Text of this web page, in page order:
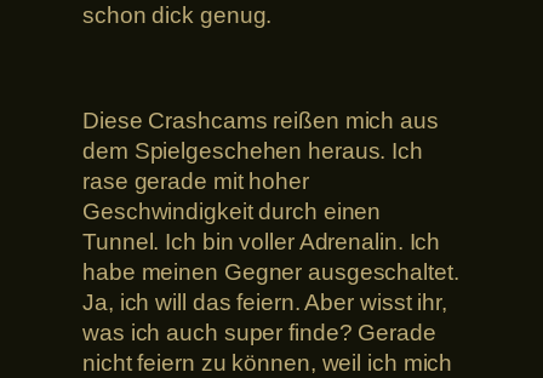
schon dick genug.
Diese Crashcams reißen mich aus
dem Spielgeschehen heraus. Ich
rase gerade mit hoher
Geschwindigkeit durch einen
Tunnel. Ich bin voller Adrenalin. Ich
habe meinen Gegner ausgeschaltet.
Ja, ich will das feiern. Aber wisst ihr,
was ich auch super finde? Gerade
nicht feiern zu können, weil ich mich